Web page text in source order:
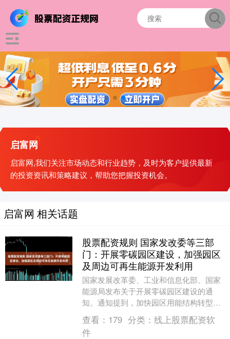
启富网
启富网,我们关注市场动态和行业趋势，及时为客户提供最新
的投资资讯和策略建议，帮助您把握投资机会。
启富网 相关话题
股票配资规则 国家发改委等三部
门：开展零碳园区建设，加强园区
及周边可再生能源开发利用
国家发展改革委、工业和信息化部、国家
能源局发布关于开展零碳园区建设的通
知。通知提到，加快园区用能结构转型。
加强园区及周边可再生能源开发利用股票
配资规则，支持园区....
查看： 179 分类： 线上股票配资软
件